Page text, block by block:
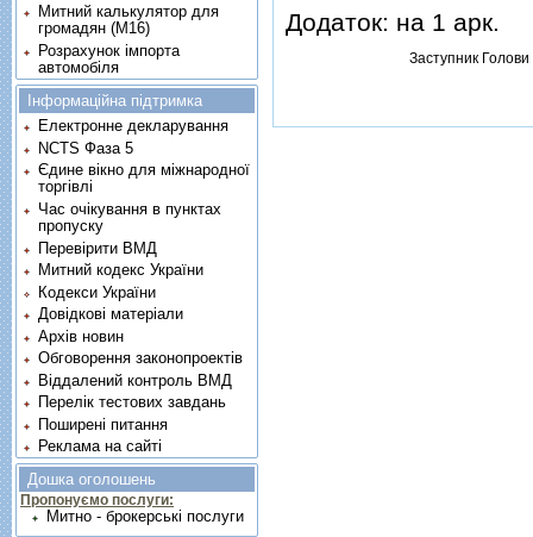
Додаток: на 1 арк.
Заступник
Митний калькулятор для
громадян (М16)
Розрахунок імпорта
автомобіля
Інформаційна підтримка
Електронне декларування
NCTS Фаза 5
Єдине вікно для міжнародної
торгівлі
Час очікування в пунктах
пропуску
Перевірити ВМД
Митний кодекс України
Кодекси України
Довідкові матеріали
Архів новин
Обговорення законопроектів
Віддалений контроль ВМД
Перелік тестових завдань
Поширені питання
Реклама на сайті
Дошка оголошень
Пропонуємо послуги:
Митно - брокерські послуги